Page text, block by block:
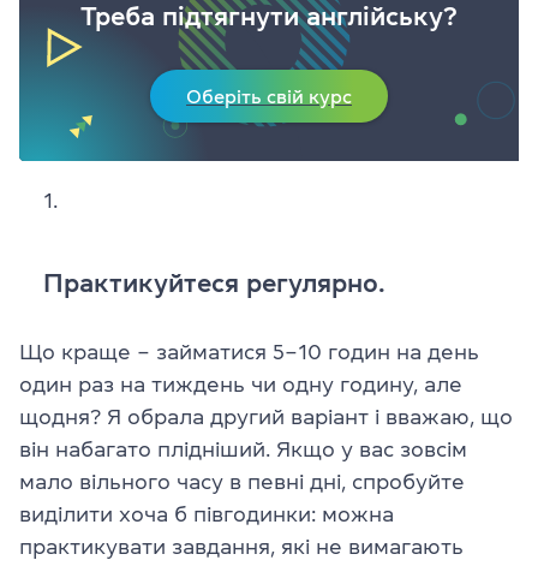
Треба підтягнути англійську?
Оберіть свій курс
Практикуйтеся регулярно.
Що краще – займатися 5–10 годин на день
один раз на тиждень чи одну годину, але
щодня? Я обрала другий варіант і вважаю, що
він набагато плідніший. Якщо у вас зовсім
мало вільного часу в певні дні, спробуйте
виділити хоча б півгодинки: можна
практикувати завдання, які не вимагають